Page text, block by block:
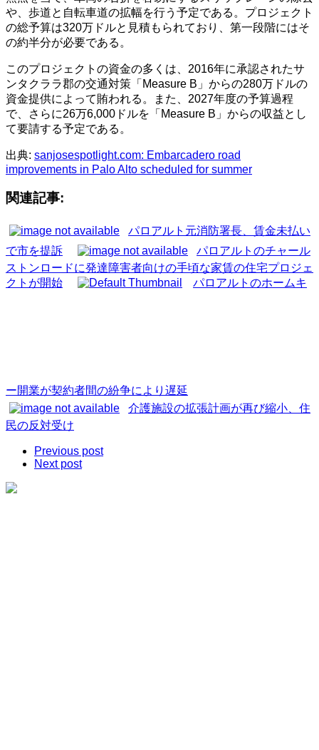
や、歩道と自転車道の拡幅を行う予定である。プロジェクト
の総予算は320万ドルと見積もられており、第一段階にはそ
の約半分が必要である。
このプロジェクトの資金の多くは、2016年に承認されたサ
ンタクララ郡の交通対策「Measure B」からの280万ドルの
資金提供によって賄われる。また、2027年度の予算過程
で、さらに26万6,000ドルを「Measure B」からの収益とし
て要請する予定である。
出典: sanjosespotlight.com: Embarcadero road
improvements in Palo Alto scheduled for summer
関連記事:
パロアルト元消防署長、賃金未払い
で市を提訴
パロアルトのチャール
ストンロードに発達障害者向けの手頃な家賃の住宅プロジェ
クトが開始
パロアルトのホームキ
ー開業が契約者間の紛争により遅延
介護施設の拡張計画が再び縮小、住
民の反対受け
Previous post
Next post